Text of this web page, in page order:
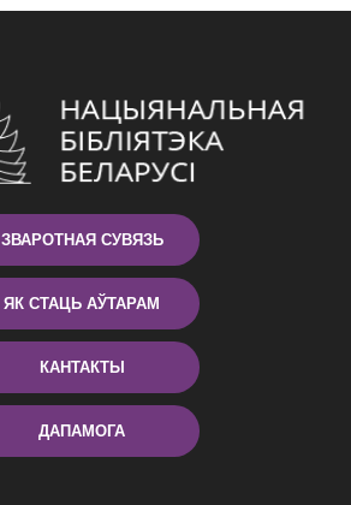
ЗВАРОТНАЯ СУВЯЗЬ
ЯК СТАЦЬ АЎТАРАМ
КАНТАКТЫ
ДАПАМОГА